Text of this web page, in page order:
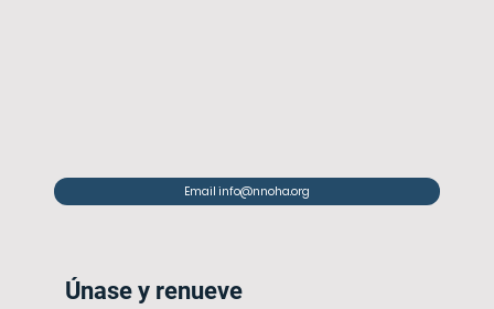
Email info@nnoha.org
Únase y renueve